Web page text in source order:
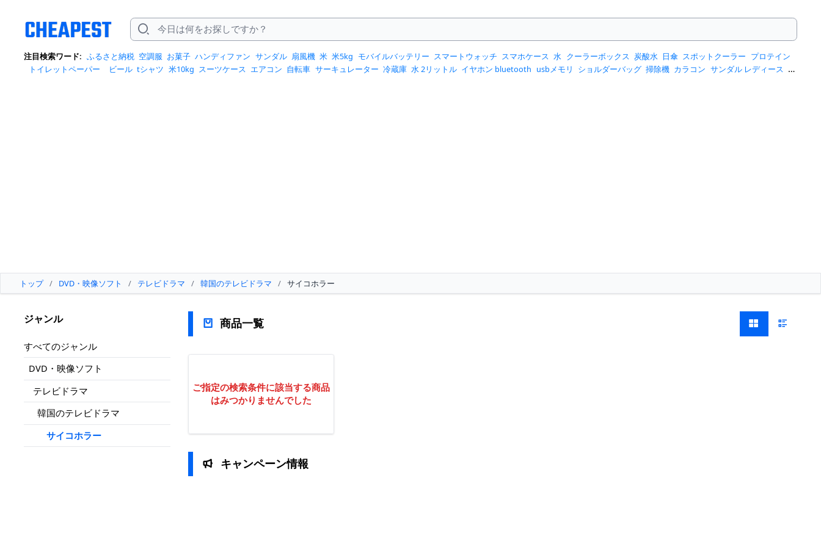
注目検索ワード: ふるさと納税 空調服 お菓子 ハンディファン サンダル 扇風機 米 米5kg モバイルバッテリー スマートウォッチ スマホケース 水 クーラーボックス 炭酸水 日傘 スポットクーラー プロテイン
トイレットペーパー
ビール tシャツ 米10kg スーツケース エアコン 自転車 サーキュレーター 冷蔵庫 水 2リットル イヤホン bluetooth usbメモリ ショルダーバッグ 掃除機 カラコン サンダル レディース ス
トップ / DVD・映像ソフト / テレビドラマ / 韓国のテレビドラマ / サイコホラー
ジャンル
すべてのジャンル
DVD・映像ソフト
テレビドラマ
韓国のテレビドラマ
サイコホラー
商品一覧
ご指定の検索条件に該当する商品
はみつかりませんでした
キャンペーン情報